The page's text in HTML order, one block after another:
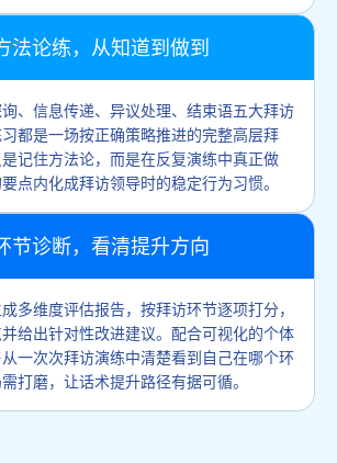
法论练，从知道到做到
、信息传递、异议处理、结束语五大拜访
都是一场按正确策略推进的完整高层拜
记住方法论，而是在反复演练中真正做
点内化成拜访领导时的稳定行为习惯。
节诊断，看清提升方向
多维度评估报告，按拜访环节逐项打分，
给出针对性改进建议。配合可视化的个体
一次次拜访演练中清楚看到自己在哪个环
打磨，让话术提升路径有据可循。